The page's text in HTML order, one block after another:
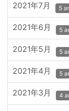
2021年7月 5
2021年6月 5
2021年5月 5
2021年4月 5
2021年3月 4